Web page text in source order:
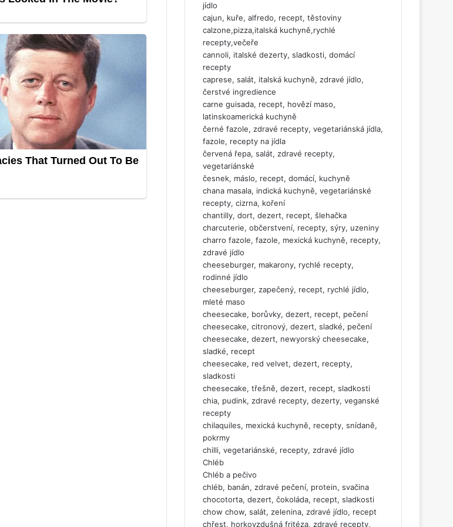
jídlo
cajun, kuře, alfredo, recept, těstoviny
calzone,pizza,italská kuchyně,rychlé
recepty,večeře
cannoli, italské dezerty, sladkosti, domácí
recepty
caprese, salát, italská kuchyně, zdravé jídlo,
čerstvé ingredience
carne guisada, recept, hovězí maso,
latinskoamerická kuchyně
černé fazole, zdravé recepty, vegetariánská jídla,
fazole, recepty na jídla
červená řepa, salát, zdravé recepty,
vegetariánské
česnek, máslo, recept, domácí, kuchyně
chana masala, indická kuchyně, vegetariánské
recepty, cizrna, koření
chantilly, dort, dezert, recept, šlehačka
charcuterie, občerstvení, recepty, sýry, uzeniny
charro fazole, fazole, mexická kuchyně, recepty,
zdravé jídlo
cheeseburger, makarony, rychlé recepty,
rodinné jídlo
cheeseburger, zapečený, recept, rychlé jídlo,
mleté maso
cheesecake, borůvky, dezert, recept, pečení
cheesecake, citronový, dezert, sladké, pečení
cheesecake, dezert, newyorský cheesecake,
sladké, recept
cheesecake, red velvet, dezert, recepty,
sladkosti
cheesecake, třešně, dezert, recept, sladkosti
chia, pudink, zdravé recepty, dezerty, veganské
recepty
chilaquiles, mexická kuchyně, recepty, snídaně,
pokrmy
chilli, vegetariánské, recepty, zdravé jídlo
Chléb
Chléb a pečivo
chléb, banán, zdravé pečení, protein, svačina
chocotorta, dezert, čokoláda, recept, sladkosti
chow chow, salát, zelenina, zdravé jídlo, recept
chřest, horkovzdušná fritéza, zdravé recepty,